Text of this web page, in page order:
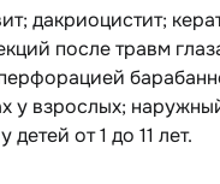
дакриоцистит;
после травм
у взрослых;
от 1 до 11 лет.